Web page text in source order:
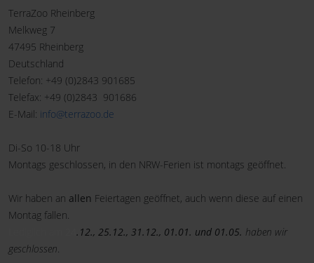
TerraZoo Rheinberg
Melkweg 7
47495 Rheinberg
Deutschland
Telefon: +49 (0)2843 901685
Telefax: +49 (0)2843 901686
E-Mail: info@terrazoo.de
Di-So 10-18 Uhr
Montags geschlossen, in den NRW-Ferien ist montags geöffnet.
Wir haben an allen Feiertagen geöffnet, auch wenn diese auf einen
Montag fallen.
.12., 25.12., 31.12., 01.01. und 01.05. haben wir
geschlossen.